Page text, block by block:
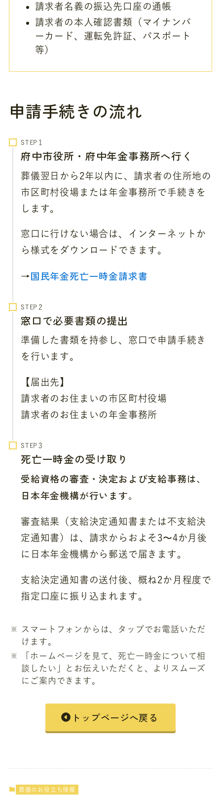
請求者名義の振込先口座の通帳
請求者の本人確認書類（マイナンバ
ーカード、運転免許証、パスポート
等）
申請手続きの流れ
STEP
府中市役所・府中年金事務所へ行く
葬儀翌日から2年以内に、請求者の住所地の
市区町村役場または年金事務所で手続きを
します。
窓口に行けない場合は、インターネットか
ら様式をダウンロードできます。
→国民年金死亡一時金請求書
STEP
窓口で必要書類の提出
準備した書類を持参し、窓口で申請手続き
を行います。
【届出先】
請求者のお住まいの市区町村役場
請求者のお住まいの年金事務所
STEP
死亡一時金の受け取り
受給資格の審査・決定および支給事務は、
日本年金機構が行います。
審査結果（支給決定通知書または不支給決
定通知書）は、請求からおよそ3〜4か月後
に日本年金機構から郵送で届きます。
支給決定通知書の送付後、概ね2か月程度で
指定口座に振り込まれます。
スマートフォンからは、タップでお電話いただ
けます。
「ホームページを見て、死亡一時金について相
談したい」とお伝えいただくと、よりスムーズ
にご案内できます。
トップページへ戻る
葬儀のお役立ち情報